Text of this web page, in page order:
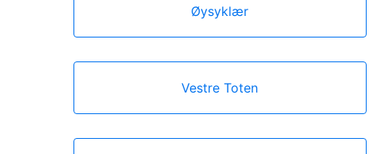
Øysyklær
Vestre Toten